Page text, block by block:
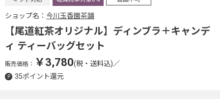
ショップ名： 今川玉香園茶舗
【尾道紅茶オリジナル】ディンブラ＋キャンデ
ィ ティーバッグセット
販売価格： ￥3,780(税・送料込)／
35ポイント還元